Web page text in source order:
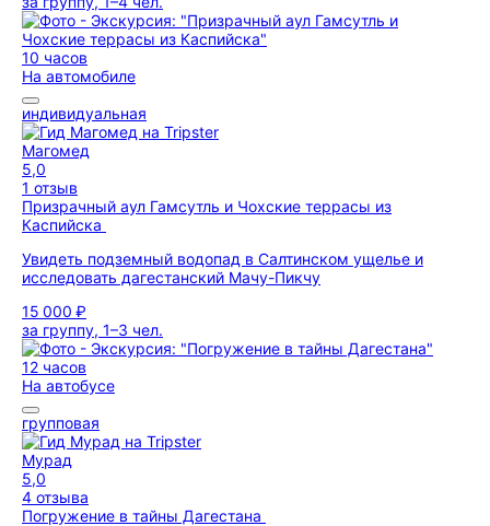
10 часов
На автомобиле
индивидуальная
Магомед
5,0
1 отзыв
Призрачный аул Гамсутль и Чохские террасы из
Каспийска
Увидеть подземный водопад в Салтинском ущелье и
исследовать дагестанский Мачу-Пикчу
15 000 ₽
за группу, 1–3 чел.
12 часов
На автобусе
групповая
Мурад
5,0
4 отзыва
Погружение в тайны Дагестана